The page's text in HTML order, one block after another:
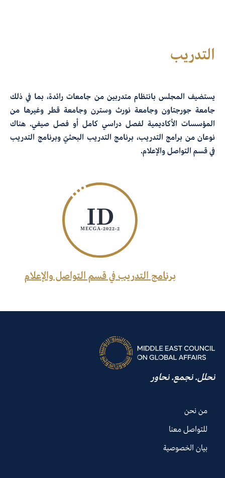
التدريب
يستضيف المجلس بانتظام متدربين من جامعات رائدة، بما في ذلك
جامعة جورجتاون وجامعة نورث وسترن وجامعة قطر وغيرها من
المؤسسات الأكاديمية لفصل دراسي كامل أو فصل صيفي. هناك
نوعان من برامج التدريب، برنامج التدريب البحثيّ وبرنامج التدريب
في قسم التواصل والإعلام.
ID
MECGA-2022-2
برنامج التدريب في قسم التواصل والإعلام
نحلل. نجمع. نحاور
من نحن
للتواصل معنا
بيان الخصوصية